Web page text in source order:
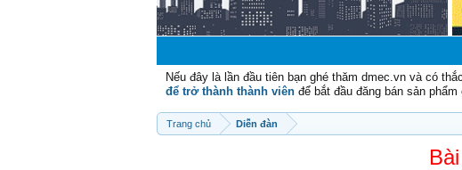
Nếu đây là lần đầu tiên bạn ghé thăm dmec.vn và có
để trở thành thành viên để bắt đầu đăng bán sản phẩm
Trang chủ Diễn đàn